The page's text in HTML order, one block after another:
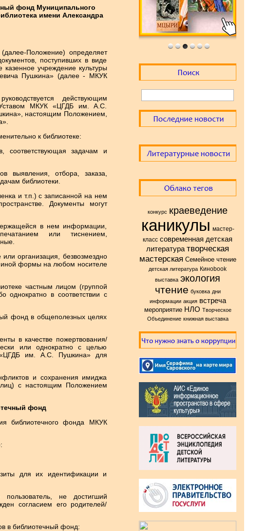
фонд Муниципального
имени Александра
Положение) определяет
поступивших в виде
учреждение культуры
Пушкина» (далее - МКУК
действующим
Уставом МКУК «ЦГДБ им. А.С.
настоящим Положением,
к библиотеке:
соответствующая задачам и
выявления, отбора, заказа,
библиотеки.
и т.п.) с записанной на нем
Документы могут
в нем информации,
или тиснением,
организация, безвозмездно
иной формы на любом носителе
частным лицом (группой
однократно в соответствии с
фонд в общеполезных целях
в качестве пожертвования/
или однократно с целью
«ЦГДБ им. А.С. Пушкина» для
и сохранения имиджа
лиц) с настоящим Положением
фонд
библиотечного фонда МКУК
для их идентификации и
не достигший
согласием его родителей/
в библиотечный фонд:
конкурс краеведение
каникулы мастер-
класс современная детская
литература творческая
мастерская Семейное чтение
детская литература Киноbook
выставка экология
чтение буковка дни
информации акция встреча
мероприятие НЛО Творческое
Объединение книжная выставка